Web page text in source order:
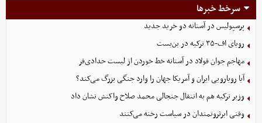
سرخط خبرها
پرسپولیس در آستانه دو خرید جدید
رویای اف-۳۵ ترکیه در بن‌بست
مهاجم جوان فولاد در آستانه خط خوردن از لیست حدادی‌فر
آیا رویارویی ایران و آمریکا جهان را وارد جنگی بزرگ می‌کند؟
وزیر ترکیه هم به انتقال جنجالی محمد صلاح واکنش نشان داد
وقتی ابرثروتمندان در سیاست رخنه می‌کنند